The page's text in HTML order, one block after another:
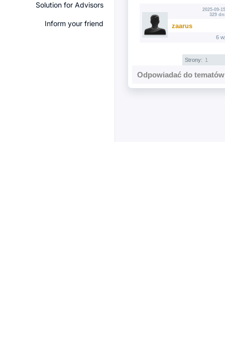
Solution for Advisors
Inform your friend
2025-09-
329
zaarus
6
Strony: 1
Odpowiadać do